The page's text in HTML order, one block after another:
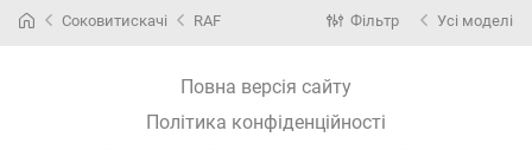
Соковитискачі RAF Фільтр Усі моделі
Повна версія сайту
Політика конфіденційності